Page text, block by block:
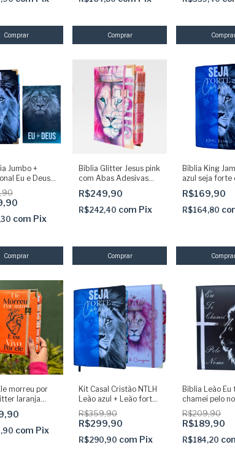
Jumbo +
Eu e Deus
seja forte e
com Abas
Capa dura
e Harpa
com Pix
Bíblia Glitter Jesus pink
com Abas Adesivas
Palavras de Jesus em
vermelho
R$249,90
R$242,40 com Pix
Bíblia King
azul seja forte
corajoso com
adesivas
R$169,90
R$164,80
morreu por
laranja
adesivas e
Arc Sbb
com Pix
Kit Casal Cristão NTLH
Leão azul + Leão forte
e corajosa com
elástico Abas adesivas
R$359,90
R$299,90
R$290,90 com Pix
Biblia Leão Eu
chamei pelo
borda
com Harpa
acolchoada
R$209,90
R$189,90
R$184,20